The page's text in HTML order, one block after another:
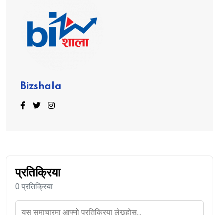
Bizshala
प्रतिक्रिया
0 प्रतिक्रिया